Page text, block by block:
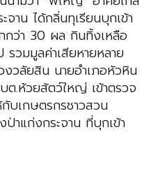
จาน ได้กลิ่นทุเรียนบุกเข้า
กว่า 30 ผล กินทิ้งเหลือ
รวมมูลค่าเสียหายหลาย
วลัยสิน นายอำเภอหัวหิน
ต.ห้วยสัตว์ใหญ่ เข้าตรวจ
บเกษตรกรชาวสวน
ป่าแก่งกระจาน ที่บุกเข้า